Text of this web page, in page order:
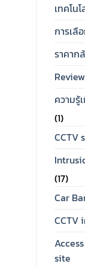
ฮาร์ดดิส กล้องวงจ
สำหรับกล้องวงจร
เทคโน
การเลื
ราคาก
ความ
(1)
CCTV
(17)
Car
CCTV
site